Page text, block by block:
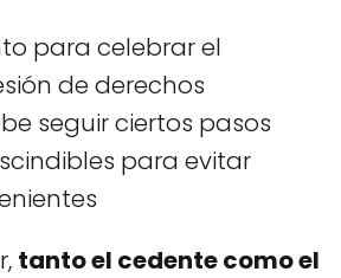
para celebrar el
de derechos
seguir ciertos pasos
para evitar
tanto el cedente como el